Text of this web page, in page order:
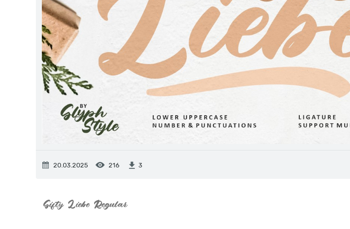
20.03.2025 216 3